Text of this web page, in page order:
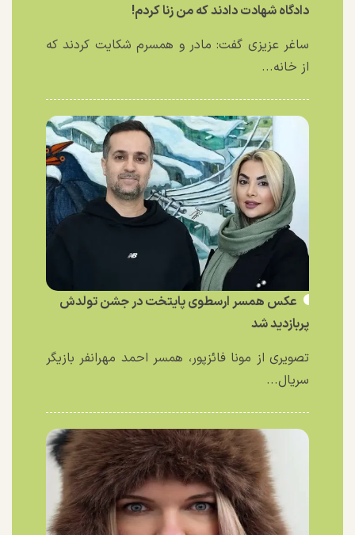
دادگاه شهادت دادند که من زنا کردم!
ساغر عزیزی گفت: مادر و همسرم شکایت کردند که
از خانه...
عکس همسر ارسطوی پایتخت در جشن تولدش
پربازدید شد
تصویری از مونا فائزپور، همسر احمد مهرانفر بازیگر
سریال...